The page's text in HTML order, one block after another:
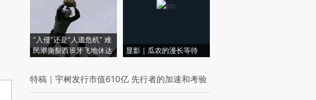
“入侵”还是“人道危机” 难
民潮撕裂西班牙飞地休达
显影｜瓜农的漫长等待
特稿 ｜ 宇树发行市值610亿 先行者的加速和考验